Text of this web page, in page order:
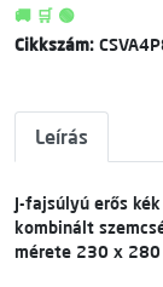
🚚 🛒 🟢
Cikkszám:
Leírás
J-fajsúlyú erős
kombinált
mérete 230 x 280